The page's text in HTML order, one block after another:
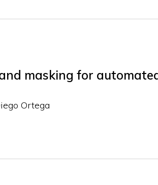
masking for
Ortega